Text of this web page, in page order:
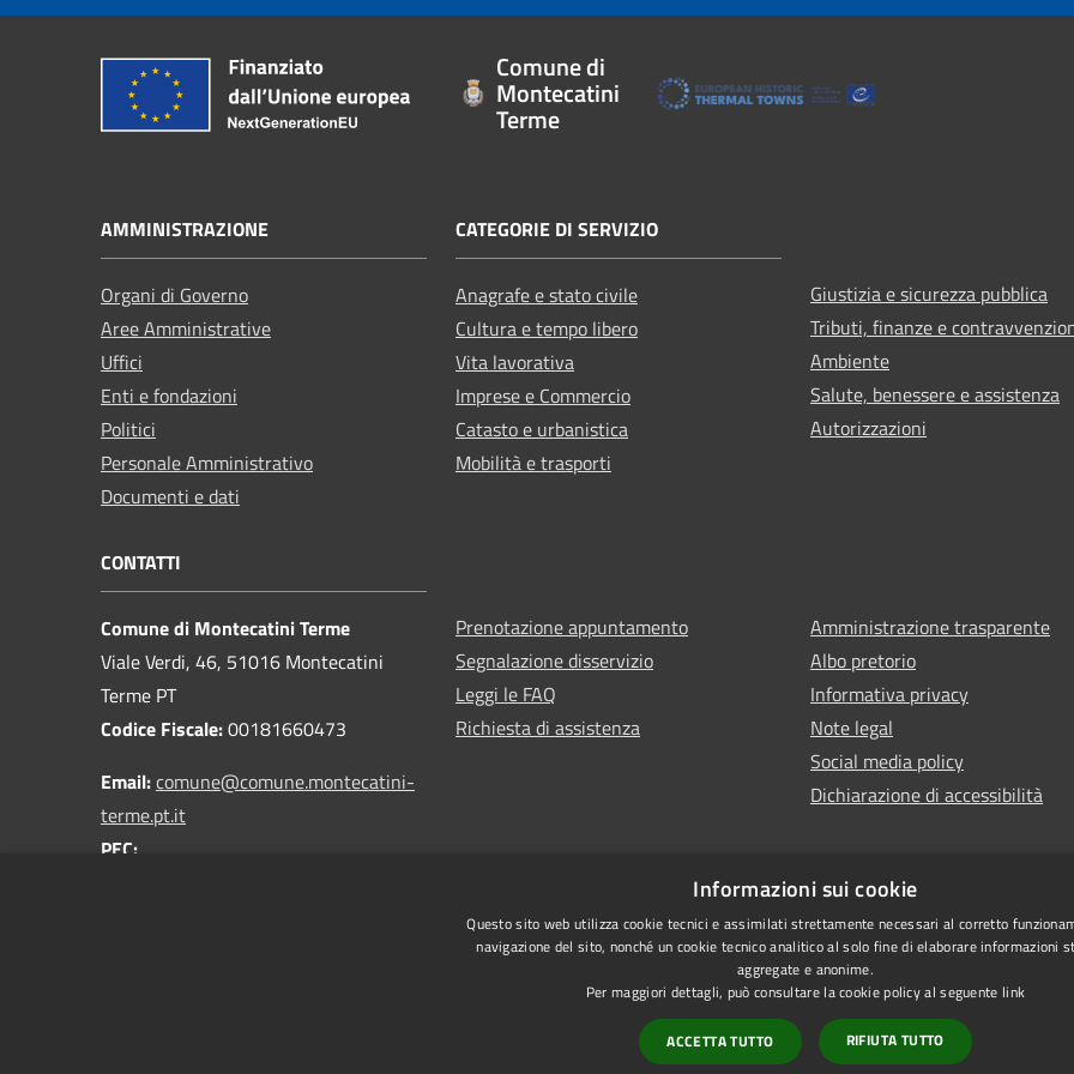
Comune di
Montecatini
Terme
AMMINISTRAZIONE
Organi di Governo
Aree Amministrative
Uffici
Enti e fondazioni
Politici
Personale Amministrativo
Documenti e dati
CATEGORIE DI SERVIZIO
Anagrafe e stato civile
Cultura e tempo libero
Vita lavorativa
Imprese e Commercio
Catasto e urbanistica
Mobilità e trasporti
Giustizia e sicurezza pubblica
Tributi, finanze e
Ambiente
Salute, benessere e assistenza
Autorizzazioni
CONTATTI
Comune di Montecatini Terme
Viale Verdi, 46, 51016 Montecatini
Terme PT
Codice Fiscale:00181660473
Email:comune@comune.montecatini-
terme.pt.it
PEC:
Prenotazione appuntamento
Segnalazione disservizio
Leggi le FAQ
Richiesta di assistenza
Amministrazione trasparente
Albo pretorio
Informativa privacy
Note legal
Social media policy
Dichiarazione di accessibilità
Vecchio sito
Informazioni sui cookie
Questo sito web utilizza cookie tecnici e assimilati strettamente necessari al corretto
navigazione del sito, nonché un cookie tecnico analitico al solo fine di elaborare informazioni
aggregate e anonime.
Per maggiori dettagli, può consultare la cookie policy al seguente link
ACCETTA TUTTO RIFIUTA TUTTO